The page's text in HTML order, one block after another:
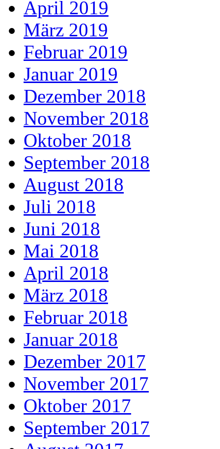
April 2019
März 2019
Februar 2019
Januar 2019
Dezember 2018
November 2018
Oktober 2018
September 2018
August 2018
Juli 2018
Juni 2018
Mai 2018
April 2018
März 2018
Februar 2018
Januar 2018
Dezember 2017
November 2017
Oktober 2017
September 2017